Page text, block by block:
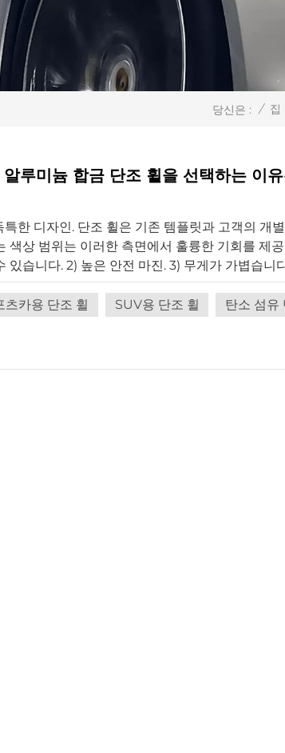
당신은 : / 집
루미늄 합금 단조 휠을 선택하는 이
한 디자인. 단조 휠은 기존 템플릿과 고객의 개
상 범위는 이러한 측면에서 훌륭한 기회를 제
습니다. 2) 높은 안전 마진. 3) 무게가 가볍습니
릅니다. 단조 휠 오프로드 및 악천후 조건에서
, 주조 휠보다 3분의 1 정도 가볍습니다. 이는 차
5) 가소성. 섬유 구조는 금속의 유연성을 향상시
치가 간편합니다. 오리지널 제품과 신뢰성 있는
츠카용 단조 휠 SUV용 단조 휠
탄소 섬유